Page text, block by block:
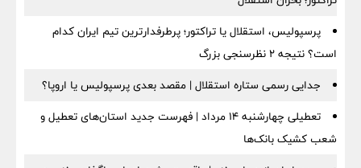
پرسپولیس، استقلال یا تراکتور؛ پرطرفدارترین تیم ایران کدام
است؟ نتیجه ۲ نظرسنجی بزرگ
جدایی رسمی ستاره استقلال | مقصد بعدی پرسپولیس یا اروپا؟
تعطیلی چهارشنبه ۱۴ مرداد | فهرست جدید استان‌های تعطیل و
شعب کشیک بانک‌ها